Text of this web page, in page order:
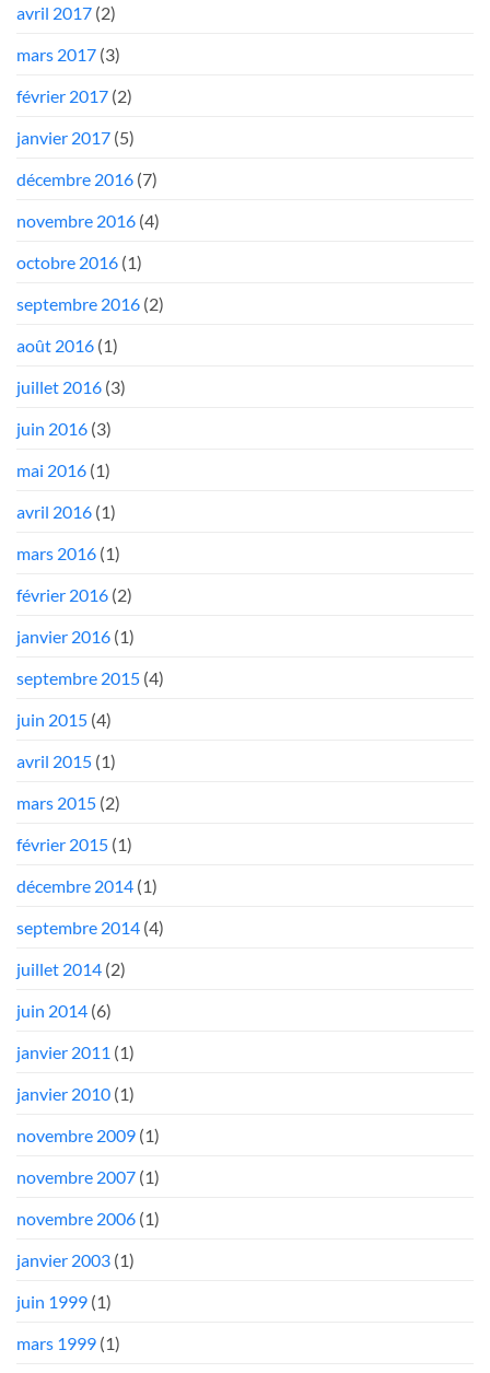
avril 2017 (2)
mars 2017 (3)
février 2017 (2)
janvier 2017 (5)
décembre 2016 (7)
novembre 2016 (4)
octobre 2016 (1)
septembre 2016 (2)
août 2016 (1)
juillet 2016 (3)
juin 2016 (3)
mai 2016 (1)
avril 2016 (1)
mars 2016 (1)
février 2016 (2)
janvier 2016 (1)
septembre 2015 (4)
juin 2015 (4)
avril 2015 (1)
mars 2015 (2)
février 2015 (1)
décembre 2014 (1)
septembre 2014 (4)
juillet 2014 (2)
juin 2014 (6)
janvier 2011 (1)
janvier 2010 (1)
novembre 2009 (1)
novembre 2007 (1)
novembre 2006 (1)
janvier 2003 (1)
juin 1999 (1)
mars 1999 (1)